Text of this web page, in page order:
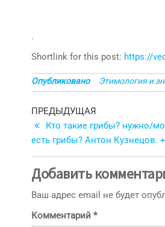
.
Shortlink for this post: https://
Опубликовано Этимология и
Навигация
по
записям
Предыдущая
запись
ПРЕДЫДУЩАЯ
Кто такие грибы? нужно/
есть грибы? Антон Кузнецов.
Добавить
Ваш адрес email не будет
Комментарий *